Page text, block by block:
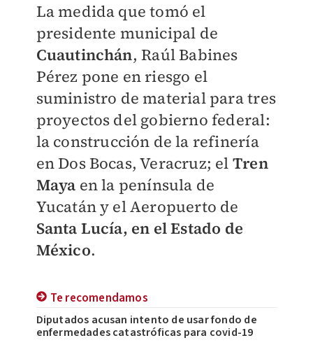
La medida que tomó el
presidente municipal de
Cuautinchán, Raúl Babines
Pérez pone en riesgo el
suministro de material para tres
proyectos del gobierno federal:
la construcción de la refinería
en Dos Bocas, Veracruz; el Tren
Maya en la península de
Yucatán y el Aeropuerto de
Santa Lucía, en el Estado de
México.
Te recomendamos
Diputados acusan intento de usar fondo de
enfermedades catastróficas para covid-19